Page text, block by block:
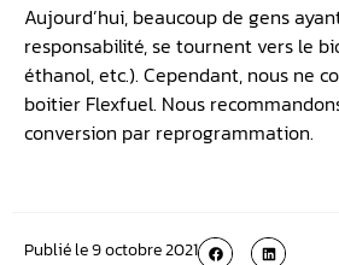
Aujourd’hui, beaucoup de gens
responsabilité, se tournent vers le
éthanol, etc.). Cependant, nous ne
boitier Flexfuel. Nous
conversion par reprogrammation.
Publié le9 octobre 2021